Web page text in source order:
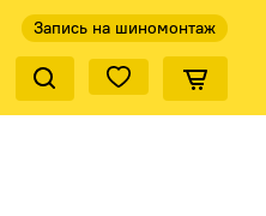
Запись на шиномонтаж
Закрыть